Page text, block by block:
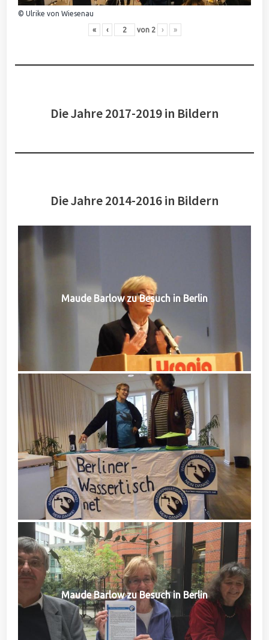
© Ulrike von Wiesenau
« ‹ von 2 › »
Die Jahre 2017-2019 in Bildern
Die Jahre 2014-2016 in Bildern
Maude Barlow zu Besuch in Berlin
Maude Barlow zu Besuch in Berlin